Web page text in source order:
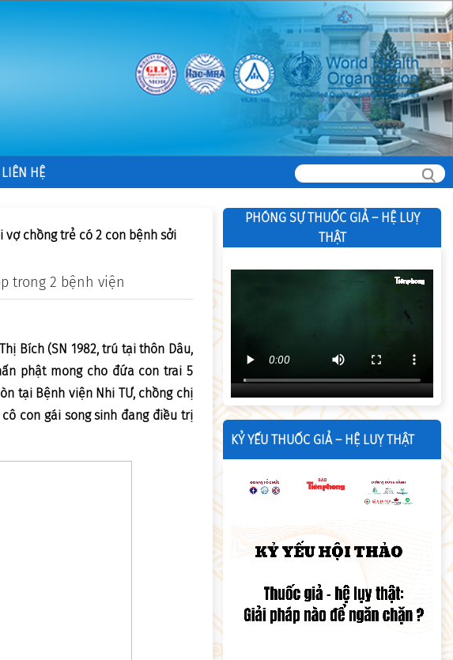
LIÊN HỆ
vợ chồng trẻ có 2 con bệnh sởi
trong 2 bệnh viện
Bích (SN 1982, trú tại thôn Dâu,
phật mong cho đứa con trai 5
tại Bệnh viện Nhi TƯ, chồng chị
con gái song sinh đang điều trị
PHÓNG SỰ THUỐC GIẢ – HỆ LUỴ
THẬT
KỶ YẾU THUỐC GIẢ – HỆ LUỴ THẬT